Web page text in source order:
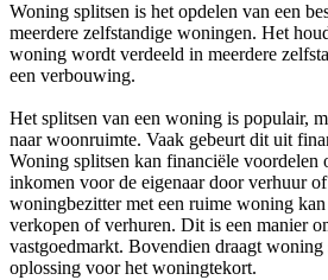
Woning splitsen is het opdelen van een
meerdere zelfstandige woningen. Het
woning wordt verdeeld in meerdere
een verbouwing.
Het splitsen van een woning is populair,
naar woonruimte. Vaak gebeurt dit uit
Woning splitsen kan financiële voordelen
inkomen voor de eigenaar door verhuur
woningbezitter met een ruime woning kan
verkopen of verhuren. Dit is een manier
vastgoedmarkt. Bovendien draagt woning
oplossing voor het woningtekort.